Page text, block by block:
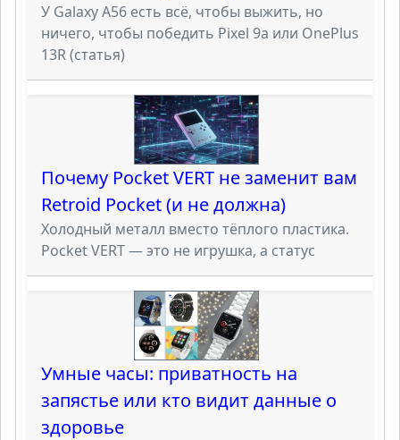
У Galaxy A56 есть всё, чтобы выжить, но
ничего, чтобы победить Pixel 9a или OnePlus
13R (статья)
Почему Pocket VERT не заменит вам
Retroid Pocket (и не должна)
Холодный металл вместо тёплого пластика.
Pocket VERT — это не игрушка, а статус
Умные часы: приватность на
запястье или кто видит данные о
здоровье